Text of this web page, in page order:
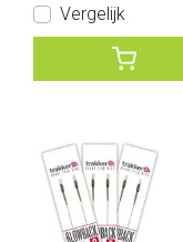
Vergelijk